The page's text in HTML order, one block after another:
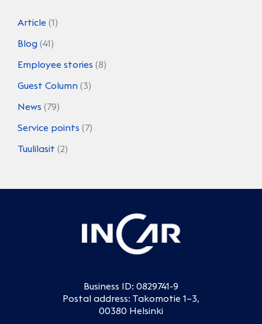
Article (1)
Blog (41)
Employee stories (8)
Guest Column (3)
News (79)
Service points (7)
Tuulilasit (2)
Business ID: 0829741-9
Postal address: Takomotie 1–3,
00380 Helsinki